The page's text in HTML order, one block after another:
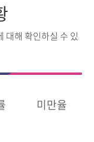
대해 확인하실 수 있
미만율